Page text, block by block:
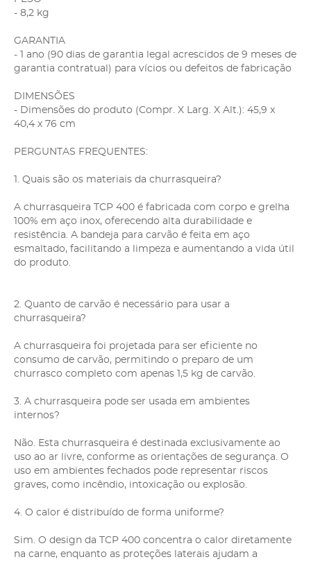
- 8,2 kg
GARANTIA
- 1 ano (90 dias de garantia legal acrescidos de 9 meses de
garantia contratual) para vícios ou defeitos de fabricação
DIMENSÕES
- Dimensões do produto (Compr. X Larg. X Alt.): 45,9 x
40,4 x 76 cm
PERGUNTAS FREQUENTES:
1. Quais são os materiais da churrasqueira?
A churrasqueira TCP 400 é fabricada com corpo e grelha
100% em aço inox, oferecendo alta durabilidade e
resistência. A bandeja para carvão é feita em aço
esmaltado, facilitando a limpeza e aumentando a vida útil
do produto.
2. Quanto de carvão é necessário para usar a
churrasqueira?
A churrasqueira foi projetada para ser eficiente no
consumo de carvão, permitindo o preparo de um
churrasco completo com apenas 1,5 kg de carvão.
3. A churrasqueira pode ser usada em ambientes
internos?
Não. Esta churrasqueira é destinada exclusivamente ao
uso ao ar livre, conforme as orientações de segurança. O
uso em ambientes fechados pode representar riscos
graves, como incêndio, intoxicação ou explosão.
4. O calor é distribuído de forma uniforme?
Sim. O design da TCP 400 concentra o calor diretamente
na carne, enquanto as proteções laterais ajudam a